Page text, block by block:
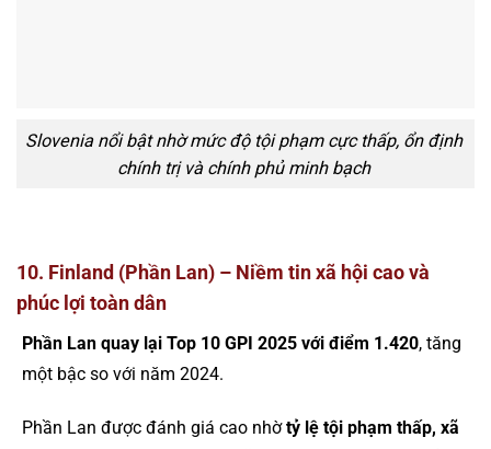
Slovenia nổi bật nhờ mức độ tội phạm cực thấp, ổn định
chính trị và chính phủ minh bạch
10. Finland (Phần Lan) – Niềm tin xã hội cao và
phúc lợi toàn dân
Phần Lan quay lại Top 10 GPI 2025 với điểm 1.420, tăng
một bậc so với năm 2024.
Phần Lan được đánh giá cao nhờtỷ lệ tội phạm thấp, xã